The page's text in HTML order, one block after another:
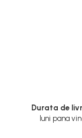
Durata de
luni pana